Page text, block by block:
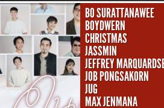
มื่อทรงนำไป ผ่านสิ่งร้ายๆสุดท้ายทรงเตรียมสิ่งดี
ทรงมีแผนการเกินเราเข้าใจและมีพระพรมากมา
แม้ดูยากเย็นพระองค์ทรงเป็นพระเจ้าไม่เปลี่ยน
ะคอยกดดันให้ท้อใจแต่ความหวังของเรานั้นอยู่ใ
สิ่งดีที่สุด ให้เรา
Producer: เรือง
ญา ปคูณปัญญาArranger: บุรินทร์​ สุภัครพงษ์กุล
Vocal: บุรินทร์​ สุภัครพงษ์กุลPiano: ศั
เรืองกิจ ยงปิยะกุลBass: บุรินทร์​ สุภัครพงษ์
งคำMixed and Mastering: บุรินทร์​ สุภัครพงษ์
BO SURATTANAWEE
BOYDWERN
CHRISTMAS
JASSMIN
JEFFREY
JOB PONGSAKORN
JUG
MAX JENMANA